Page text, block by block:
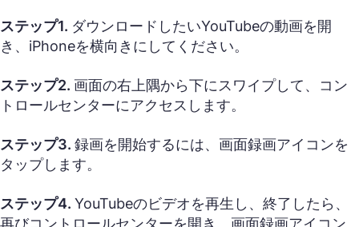
ステップ1. ダウンロードしたいYouTubeの動画を開
き、iPhoneを横向きにしてください。
ステップ2. 画面の右上隅から下にスワイプして、コン
トロールセンターにアクセスします。
ステップ3. 録画を開始するには、画面録画アイコンを
タップします。
ステップ4. YouTubeのビデオを再生し、終了したら、
再びコントロールセンターを開き、画面録画アイコン